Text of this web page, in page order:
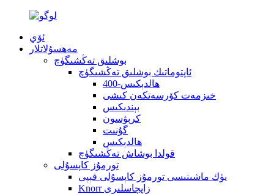
ئۆي
مەھسۇلاتلار
بوشلىق تەڭشىگۈچ
ئاپتوماتىك بوشلىق تەڭشىگۈچ
400-ھالدېكىس
خىزمەت كۆرسەتكەن كىشى
بېندىكىس
كرېۋسون
گۇنىت
ھالدېكىس
قولدا بوشاش تەڭشىگۈچ
تورمۇز كاپسۇلى
يۈك ماشىنىسى تورمۇز كاپسۇلى قېپى
Knorr زاپچاسلىرى